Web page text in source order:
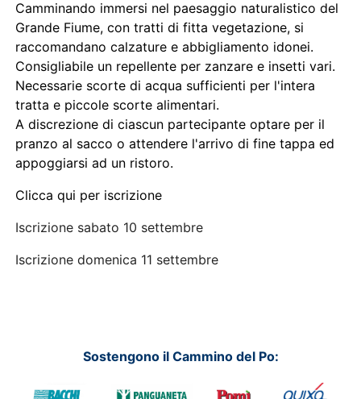
Camminando immersi nel paesaggio naturalistico del
Grande Fiume, con tratti di fitta vegetazione, si
raccomandano calzature e abbigliamento idonei.
Consigliabile un repellente per zanzare e insetti vari.
Necessarie scorte di acqua sufficienti per l'intera
tratta e piccole scorte alimentari.
A discrezione di ciascun partecipante optare per il
pranzo al sacco o attendere l'arrivo di fine tappa ed
appoggiarsi ad un ristoro.
Clicca qui per iscrizione
Iscrizione sabato 10 settembre
Iscrizione domenica 11 settembre
Sostengono il Cammino del Po: